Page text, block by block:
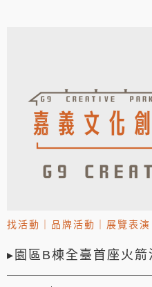
找活動 品牌活動 展覽表演
▸園區B棟全臺首座火